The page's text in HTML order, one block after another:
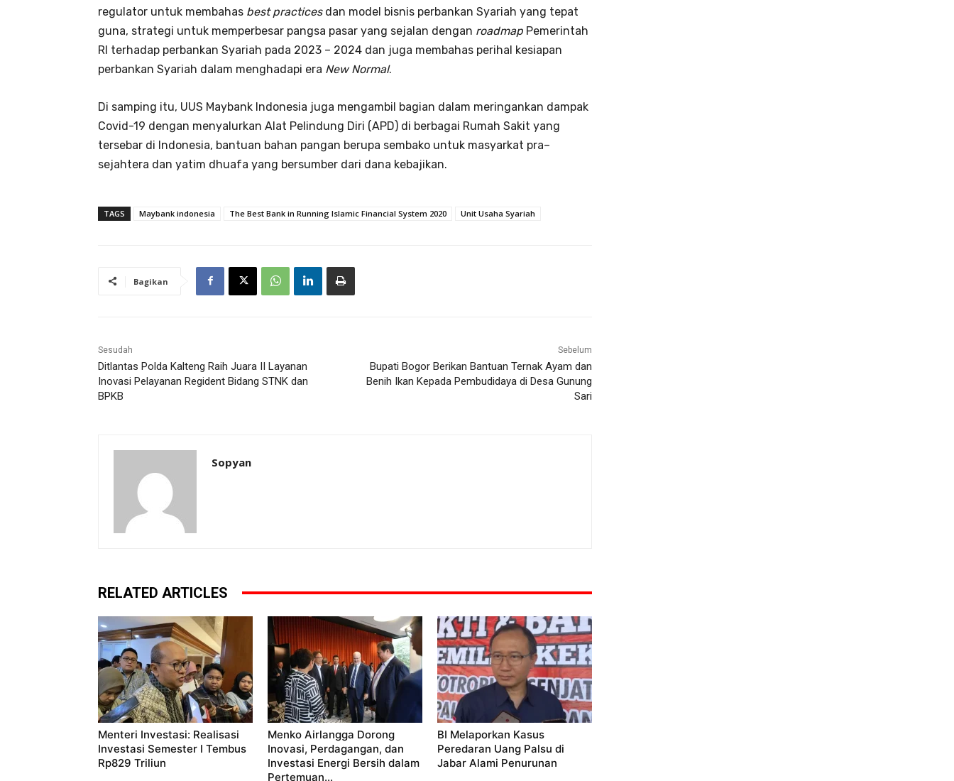
regulator untuk membahas best practicesdan model bisnis perbankan Syariah yang tepat
guna, strategi untuk memperbesar pangsa pasar yang sejalan dengan roadmap Pemerintah
RI terhadap perbankan Syariah pada 2023 – 2024 dan juga membahas perihal kesiapan
perbankan Syariah dalam menghadapi era New Normal.
Di samping itu, UUS Maybank Indonesia juga mengambil bagian dalam meringankan dampak
Covid-19 dengan menyalurkan Alat Pelindung Diri (APD) di berbagai Rumah Sakit yang
tersebar di Indonesia, bantuan bahan pangan berupa sembako untuk masyarkat pra–
sejahtera dan yatim dhuafa yang bersumber dari dana kebajikan.
TAGS Maybank indonesia The Best Bank in Running Islamic Financial System 2020 Unit Usaha Syariah
Bagikan
Sesudah
Ditlantas Polda Kalteng Raih Juara II Layanan
Inovasi Pelayanan Regident Bidang STNK dan
BPKB
Sebelum
Bupati Bogor Berikan Bantuan Ternak Ayam dan
Benih Ikan Kepada Pembudidaya di Desa Gunung
Sari
Sopyan
RELATED ARTICLES
Menteri Investasi: Realisasi
Investasi Semester I Tembus
Rp829 Triliun
Menko Airlangga Dorong
Inovasi, Perdagangan, dan
Investasi Energi Bersih dalam
Pertemuan...
BI Melaporkan Kasus
Peredaran Uang Palsu di
Jabar Alami Penurunan